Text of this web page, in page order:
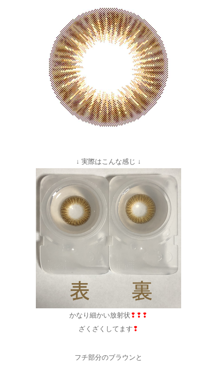
↓ 実際はこんな感じ ↓
かなり細かい放射状❢❢❢
ざくざくしてます❢
フチ部分のブラウンと